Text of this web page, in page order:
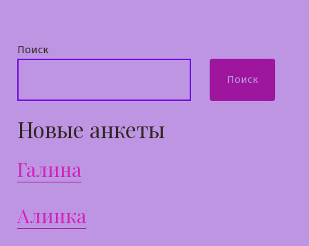
Поиск
Поиск
Новые анкеты
Галина
Алинка